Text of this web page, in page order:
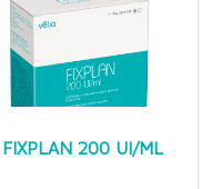
FIXPLAN 200 UI/ML